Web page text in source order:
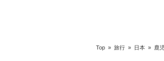
Top » 旅行 » 日本 » 鹿